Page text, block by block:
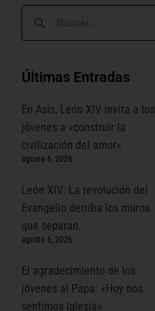
Últimas Entradas
En Asís, León XIV invita a los
jóvenes a «construir la
civilización del amor»
agosto 6, 2026
León XIV: La revolución del
Evangelio derriba los muros
que separan
agosto 6, 2026
El agradecimiento de los
jóvenes al Papa: «Hoy nos
sentimos Iglesia»